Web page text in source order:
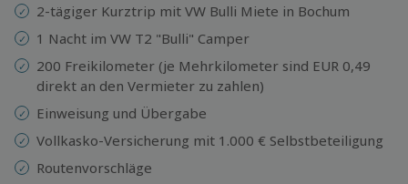
2-tägiger Kurztrip mit VW Bulli Miete in Bochum
1 Nacht im VW T2 "Bulli" Camper
200 Freikilometer (je Mehrkilometer sind EUR 0,49
direkt an den Vermieter zu zahlen)
Einweisung und Übergabe
Vollkasko-Versicherung mit 1.000 € Selbstbeteiligung
Routenvorschläge